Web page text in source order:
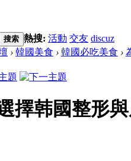
搜索 熱搜: 活動 交友 discuz
› 韓國美食 › 韓國必吃美食 ›
擇韩國整形